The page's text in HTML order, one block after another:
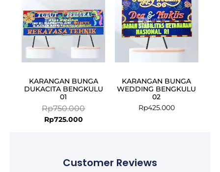
KARANGAN BUNGA
DUKACITA BENGKULU
01
Rp750.000
Rp725.000
KARANGAN BUNGA
WEDDING BENGKULU
02
Rp425.000
Customer Reviews